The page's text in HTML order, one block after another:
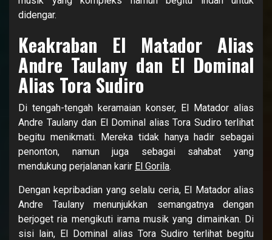
didengar.
Keakraban El Matador Alias
Andre Taulany dan El Dominal
Alias Tora Sudiro
Di tengah-tengah keramaian konser, El Matador alias
Andre Taulany dan El Dominal alias Tora Sudiro terlihat
begitu menikmati. Mereka tidak hanya hadir sebagai
penonton, namun juga sebagai sahabat yang
mendukung perjalanan karir El Gorila.
Dengan kepribadian yang selalu ceria, El Matador alias
Andre Taulany menunjukkan semangatnya dengan
berjoget ria mengikuti irama musik yang dimainkan. Di
sisi lain, El Dominal alias Tora Sudiro terlihat begitu